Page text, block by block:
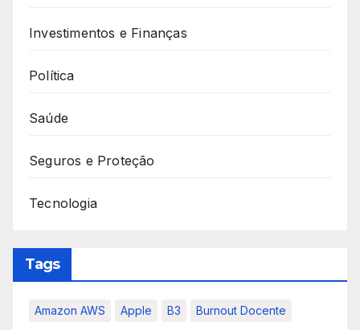
Investimentos e Finanças
Política
Saúde
Seguros e Proteção
Tecnologia
Tags
Amazon AWS Apple B3 Burnout Docente